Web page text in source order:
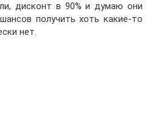
дисконт в 90% и думаю они
получить хоть какие-то
нет.